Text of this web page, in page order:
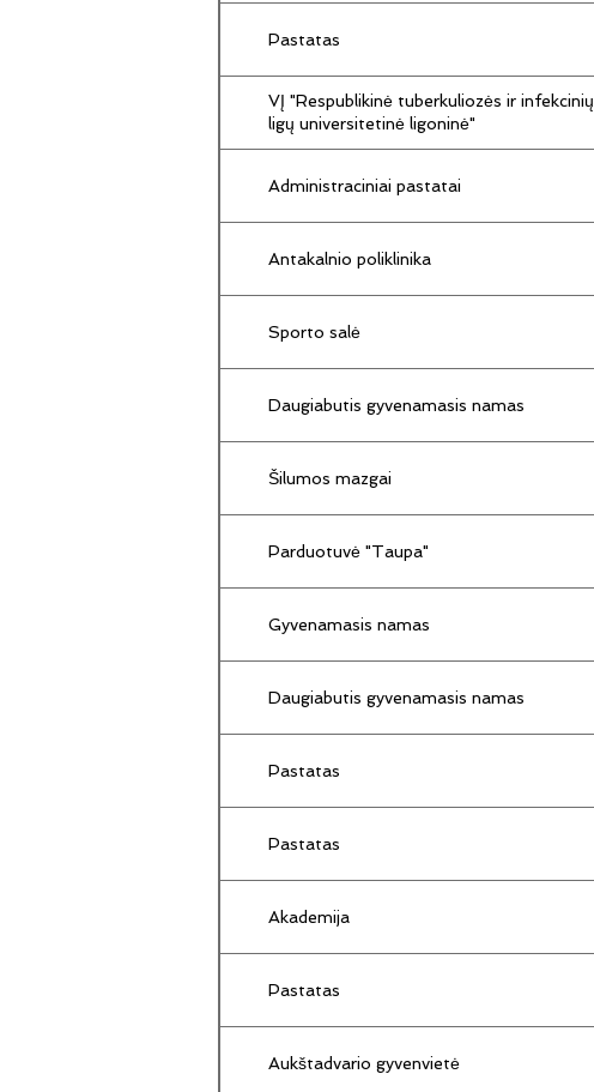
Pastatas
VĮ "Respublikinė tuberkuliozės ir infekcinių
ligų universitetinė ligoninė"
Administraciniai pastatai
Antakalnio poliklinika
Sporto salė
Daugiabutis gyvenamasis namas
Šilumos mazgai
Parduotuvė "Taupa"
Gyvenamasis namas
Daugiabutis gyvenamasis namas
Pastatas
Pastatas
Akademija
Pastatas
Aukštadvario gyvenvietė